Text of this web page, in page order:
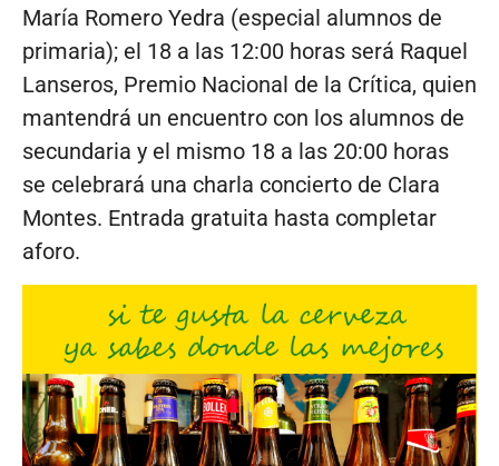
María Romero Yedra (especial alumnos de
primaria); el 18 a las 12:00 horas será Raquel
Lanseros, Premio Nacional de la Crítica, quien
mantendrá un encuentro con los alumnos de
secundaria y el mismo 18 a las 20:00 horas
se celebrará una charla concierto de Clara
Montes. Entrada gratuita hasta completar
aforo.